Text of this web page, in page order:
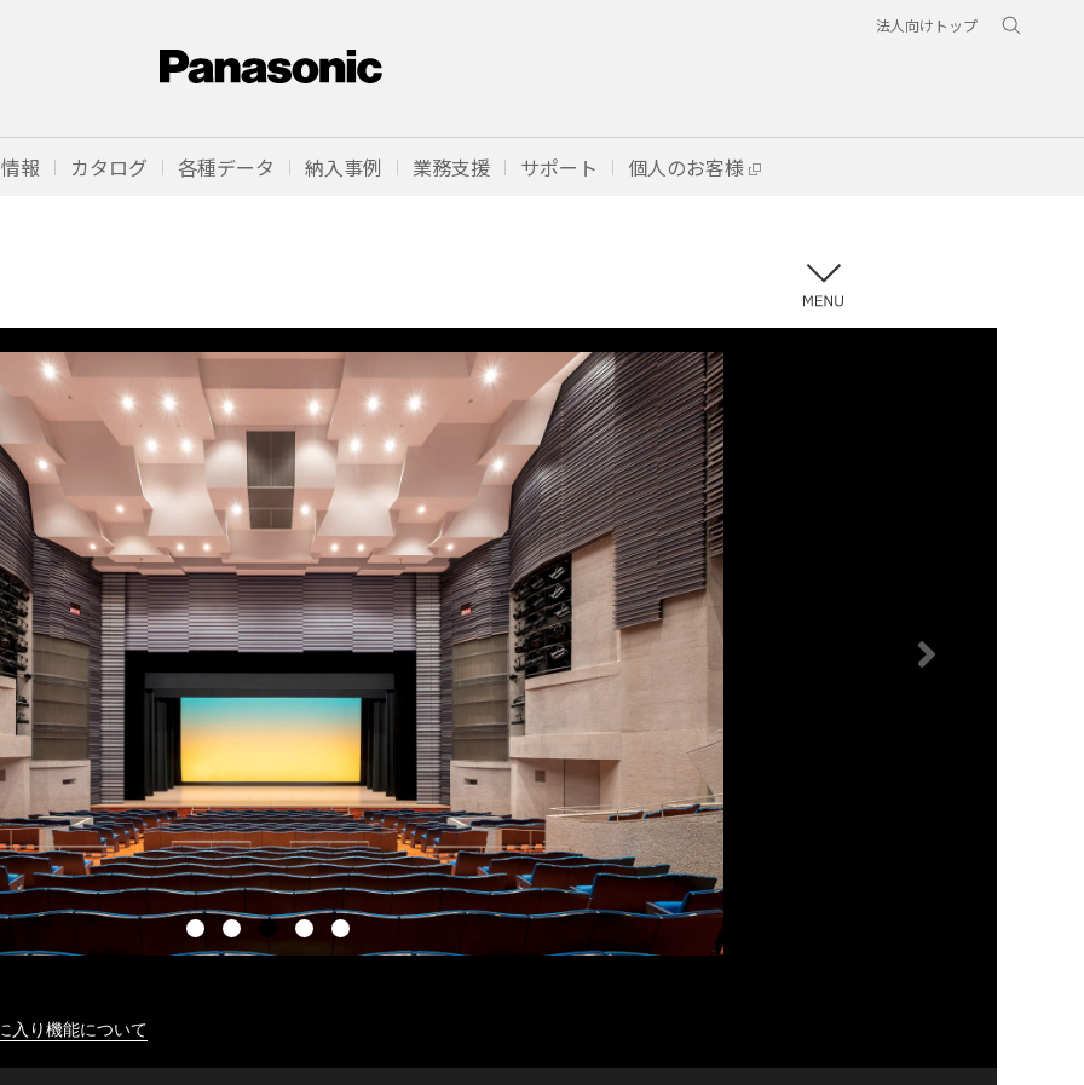
法人向けトップ
報 カタログ 各種データ 納入事例 業務支援 サポート 個人のお客様
入り機能について